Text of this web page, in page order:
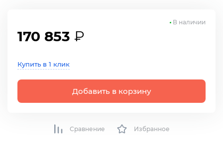
170 853 ₽
Купить в 1 клик
Добавить в корзину
В наличии
Сравнение Избранное